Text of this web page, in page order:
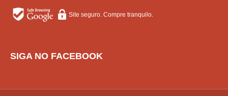
Site seguro. Compre tranquilo.
SIGA NO FACEBOOK